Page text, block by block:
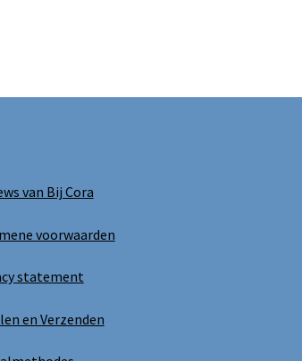
van Bij Cora
voorwaarden
statement
en Verzenden